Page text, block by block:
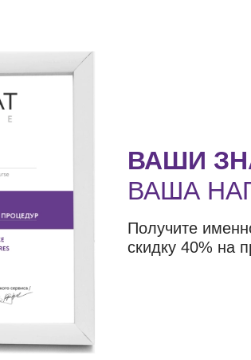
ВАШИ
ВАША
Получите
скидку 40% на